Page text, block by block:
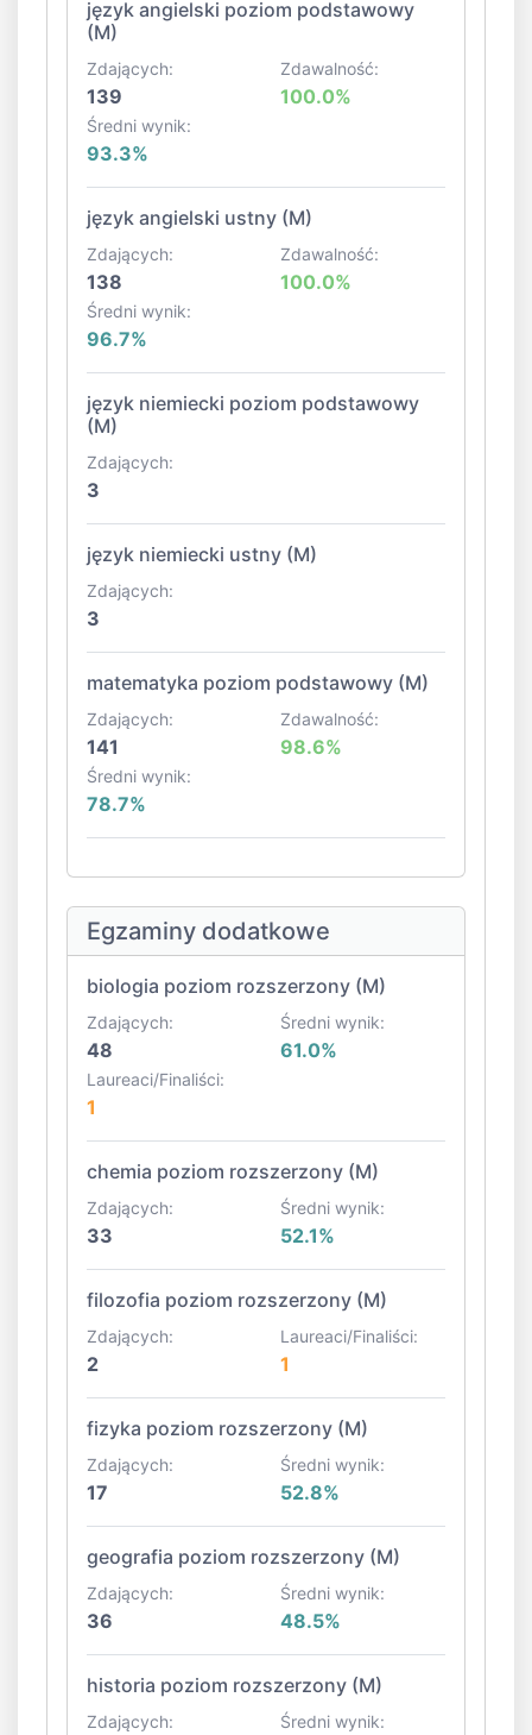
język angielski poziom podstawowy
(M)
Zdających:
139
Zdawalność:
100.0%
Średni wynik:
93.3%
język angielski ustny (M)
Zdających:
138
Zdawalność:
100.0%
Średni wynik:
96.7%
język niemiecki poziom podstawowy
(M)
Zdających:
3
język niemiecki ustny (M)
Zdających:
3
matematyka poziom podstawowy (M)
Zdających:
141
Zdawalność:
98.6%
Średni wynik:
78.7%
Egzaminy dodatkowe
biologia poziom rozszerzony (M)
Zdających:
48
Średni wynik:
61.0%
Laureaci/Finaliści:
1
chemia poziom rozszerzony (M)
Zdających:
33
Średni wynik:
52.1%
filozofia poziom rozszerzony (M)
Zdających:
2
Laureaci/Finaliści:
1
fizyka poziom rozszerzony (M)
Zdających:
17
Średni wynik:
52.8%
geografia poziom rozszerzony (M)
Zdających:
36
Średni wynik:
48.5%
historia poziom rozszerzony (M)
Zdających: Średni wynik: